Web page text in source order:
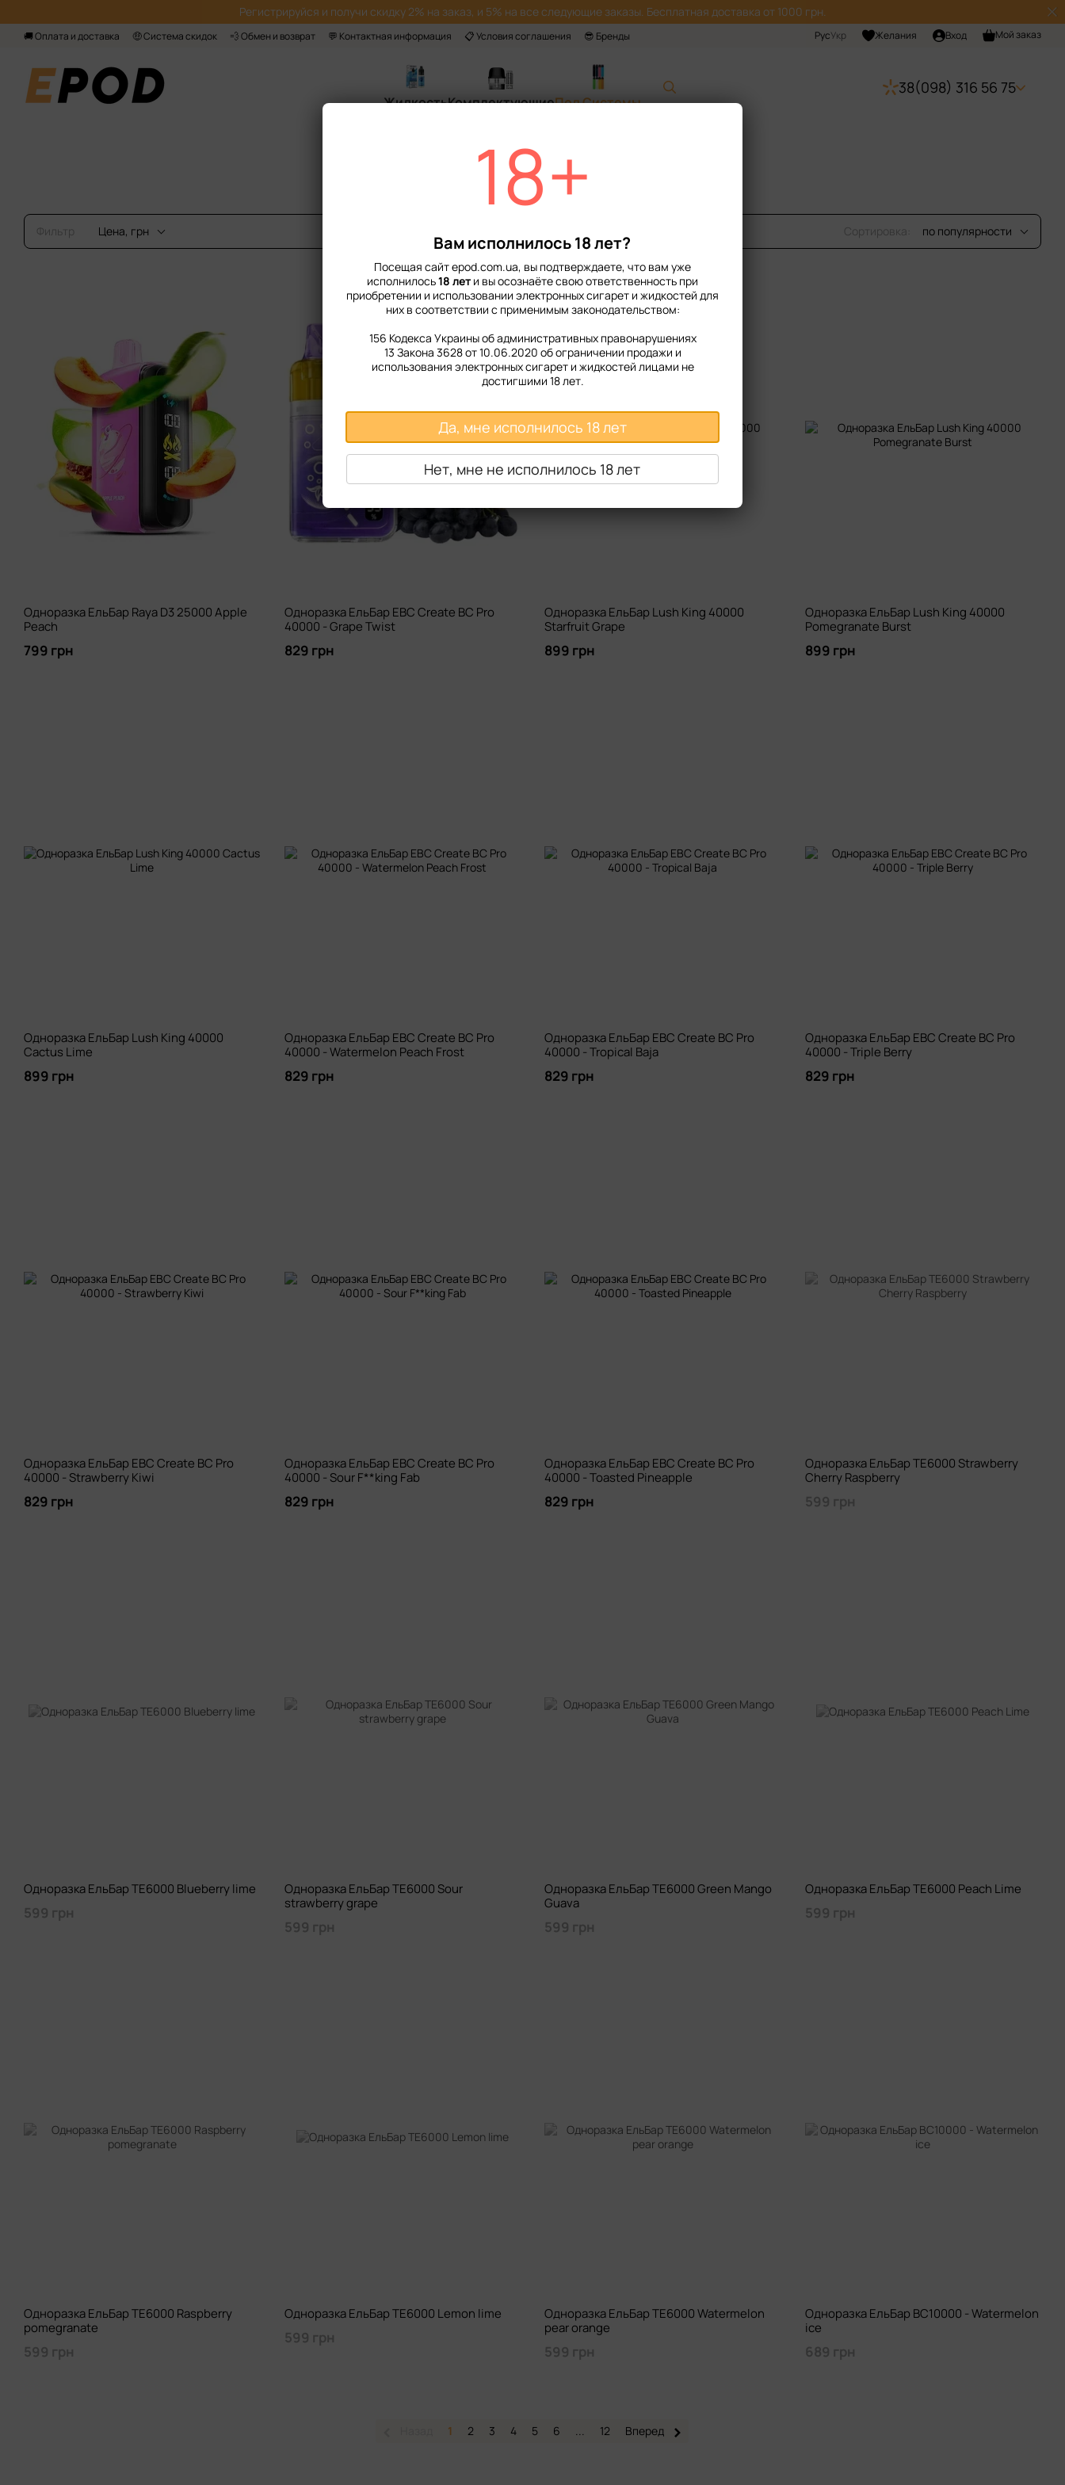
Регистрируйся‌ и получи скидку 2% на заказ, и 5% на все следующие заказы. Бесплатная доставка от 1000 грн.
🚚 Оплата и доставка 🤑 Система скидок 💨 Обмен и возврат 💬 Контактная информация 📋 Условия соглашения 😎 Бренды РусУкр Желания Вход Мой заказ
ЖидкостьКомплектующиеПод Системы
38(098) 316 56 75
Под Системы Одноразовые Под Системы
Одноразовые Под Системы
Фильтр Цена, грн Сортировка: по популярности
Одноразка ЕльБар Raya D3 25000 Apple
Peach
799 грн
Одноразка ЕльБар EBC Create BC Pro
40000 - Grape Twist
829 грн
Одноразка ЕльБар Lush King 40000
Starfruit Grape
899 грн
Одноразка ЕльБар Lush King 40000
Pomegranate Burst
899 грн
Одноразка ЕльБар Lush King 40000
Cactus Lime
899 грн
Одноразка ЕльБар EBC Create BC Pro
40000 - Watermelon Peach Frost
829 грн
Одноразка ЕльБар EBC Create BC Pro
40000 - Tropical Baja
829 грн
Одноразка ЕльБар EBC Create BC Pro
40000 - Triple Berry
829 грн
Одноразка ЕльБар EBC Create BC Pro
40000 - Strawberry Kiwi
829 грн
Одноразка ЕльБар EBC Create BC Pro
40000 - Sour F**king Fab
829 грн
Одноразка ЕльБар EBC Create BC Pro
40000 - Toasted Pineapple
829 грн
Одноразка ЕльБар TE6000 Strawberry
Cherry Raspberry
599 грн
Одноразка ЕльБар TE6000 Blueberry lime
599 грн
Одноразка ЕльБар TE6000 Sour
strawberry grape
599 грн
Одноразка ЕльБар TE6000 Green Mango
Guava
599 грн
Одноразка ЕльБар TE6000 Peach Lime
599 грн
Одноразка ЕльБар TE6000 Raspberry
pomegranate
599 грн
Одноразка ЕльБар TE6000 Lemon lime
599 грн
Одноразка ЕльБар TE6000 Watermelon
pear orange
599 грн
Одноразка ЕльБар BC10000 - Watermelon
ice
689 грн
1 2 3 4 5 6 ... 12 Вперед
18+
Вам исполнилось 18 лет?
Посещая сайт epod.com.ua, вы подтверждаете, что вам уже
исполнилось18 лет и вы осознаёте свою ответственность при
приобретении и использовании электронных сигарет и жидкостей для
них в соответствии с применимым законодательством:
156 Кодекса Украины об административных правонарушениях
13 Закона 3628 от 10.06.2020 об ограничении продажи и
использования электронных сигарет и жидкостей лицами не
достигшими 18 лет.
Да, мне исполнилось 18 лет
Нет, мне не исполнилось 18 лет